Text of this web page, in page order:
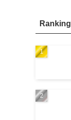
Ranking